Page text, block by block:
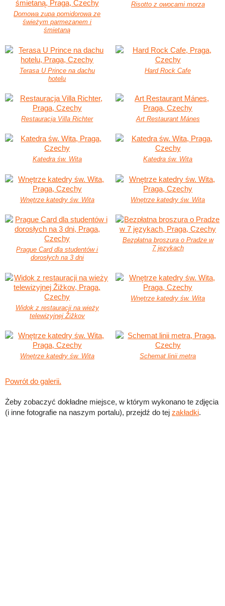
Domowa zupa pomidorowa ze
świeżym parmezanem i
śmietaną
Risotto z owocami morza
Terasa U Prince na dachu
hotelu
Hard Rock Cafe
Restauracja Villa Richter Art Restaurant Mánes
Katedra św. Wita Katedra św. Wita
Wnętrze katedry św. Wita Wnętrze katedry św. Wita
Prague Card dla studentów i
dorosłych na 3 dni
Bezpłatna broszura o Pradze w
7 językach
Widok z restauracji na wieży
telewizyjnej Žižkov
Wnętrze katedry św. Wita
Wnętrze katedry św. Wita Schemat linii metra
Powrót do galerii.
Żeby zobaczyć dokładne miejsce, w którym wykonano te zdjęcia
(i inne fotografie na naszym portalu), przejdź do tej zakładki.